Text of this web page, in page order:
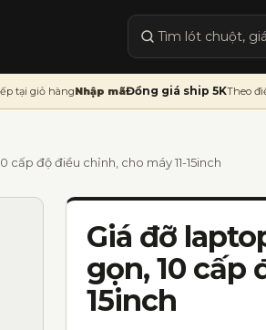
Tìm sản phẩm
tại giỏ hàngNhập mãĐồng giá ship 5KTheo
cấp độ điều chỉnh, cho máy 11-15inch
Giá đỡ
gọn, 10 cấp
15inch